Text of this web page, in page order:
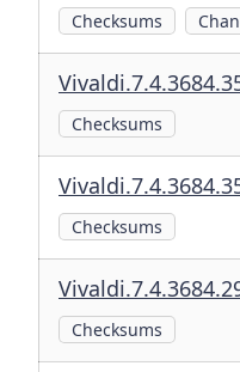
Checksums
Checksums
Checksums
Checksums